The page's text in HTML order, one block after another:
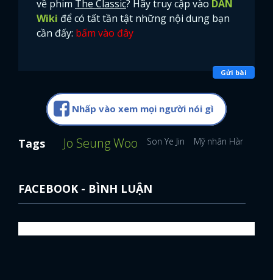
về phim The Classic? Hãy truy cập vào DAN
Wiki để có tất tần tật những nội dung bạn
cần đấy: bấm vào đây
Gửi bài
Nhấp vào xem mọi người nói gì
Tags Jo Seung Woo Son Ye Jin Mỹ nhân Hàn Quốc
FACEBOOK - BÌNH LUẬN